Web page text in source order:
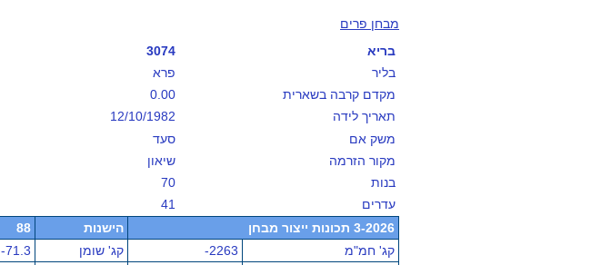
מבחן פרים
בריא
3074
בליר
פרא
מקדם קרבה בשארית
0.00
תאריך לידה
12/10/1982
משק אם
סעד
מקור הזרמה
שיאון
בנות
70
עדרים
41
3-2026 תכונות ייצור מבחן
הישנות 88
קג' חמ"מ
-2263 קג' שומן -71.3